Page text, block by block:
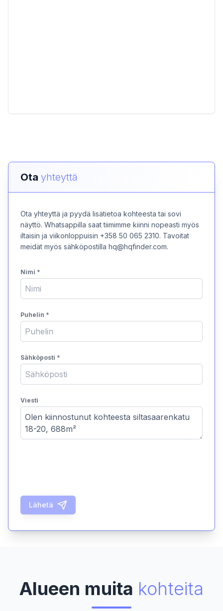
Ota yhteyttä
Ota yhteyttä ja pyydä lisätietoa kohteesta tai sovi
näyttö. Whatsappilla saat tiimimme kiinni nopeasti myös
iltaisin ja viikonloppuisin +358 50 065 2310. Tavoitat
meidät myös sähköpostilla hq@hqfinder.com.
Nimi *
Puhelin *
Sähköposti *
Viesti
Lähetä
Alueen muita kohteita